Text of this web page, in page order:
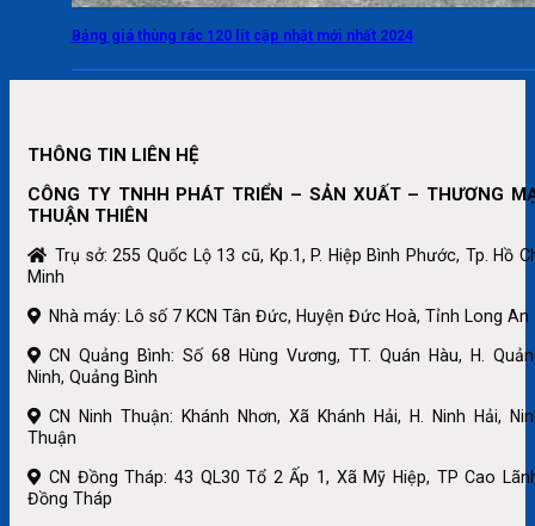
Bảng giá thùng rác 120 lít cập nhật mới nhất 2024
THÔNG TIN LIÊN HỆ
CÔNG TY TNHH PHÁT TRIỂN – SẢN XUẤT – THƯƠNG
THUẬN THIÊN
Trụ sở: 255 Quốc Lộ 13 cũ, Kp.1, P. Hiệp Bình Phước, Tp. Hồ
Minh
Nhà máy: Lô số 7 KCN Tân Đức, Huyện Đức Hoà, Tỉnh Long An
CN Quảng Bình: Số 68 Hùng Vương, TT. Quán Hàu, H.
Ninh, Quảng Bình
CN Ninh Thuận: Khánh Nhơn, Xã Khánh Hải, H. Ninh Hải,
Thuận
CN Đồng Tháp: 43 QL30 Tổ 2 Ấp 1, Xã Mỹ Hiệp, TP Cao
Đồng Tháp